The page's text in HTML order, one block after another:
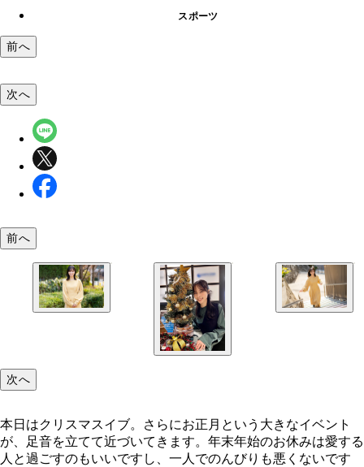
スポーツ
前へ
次へ
前へ
次へ
本日はクリスマスイブ。さらにお正月という大きなイベント
が、足音を立てて近づいてきます。年末年始のお休みは愛する
人と過ごすのもいいですし、一人でのんびりも悪くないです